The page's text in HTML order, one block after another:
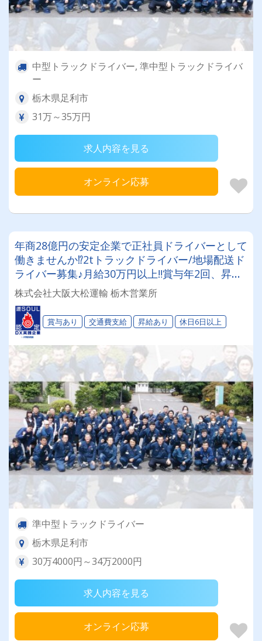
中型トラックドライバー, 準中型トラックドライバ
ー
栃木県足利市
31万～35万円
求人内容を見る
オンライン応募
年商28億円の安定企業で正社員ドライバーとして
働きませんか⁉2tトラックドライバー/地場配送ド
ライバー募集♪月給30万円以上‼賞与年2回、昇
給、資格取得制度など待遇面も充実☆彡
株式会社大阪大松運輸 栃木営業所
賞与あり 交通費支給 昇給あり 休日6日以上
準中型トラックドライバー
栃木県足利市
30万4000円～34万2000円
求人内容を見る
オンライン応募